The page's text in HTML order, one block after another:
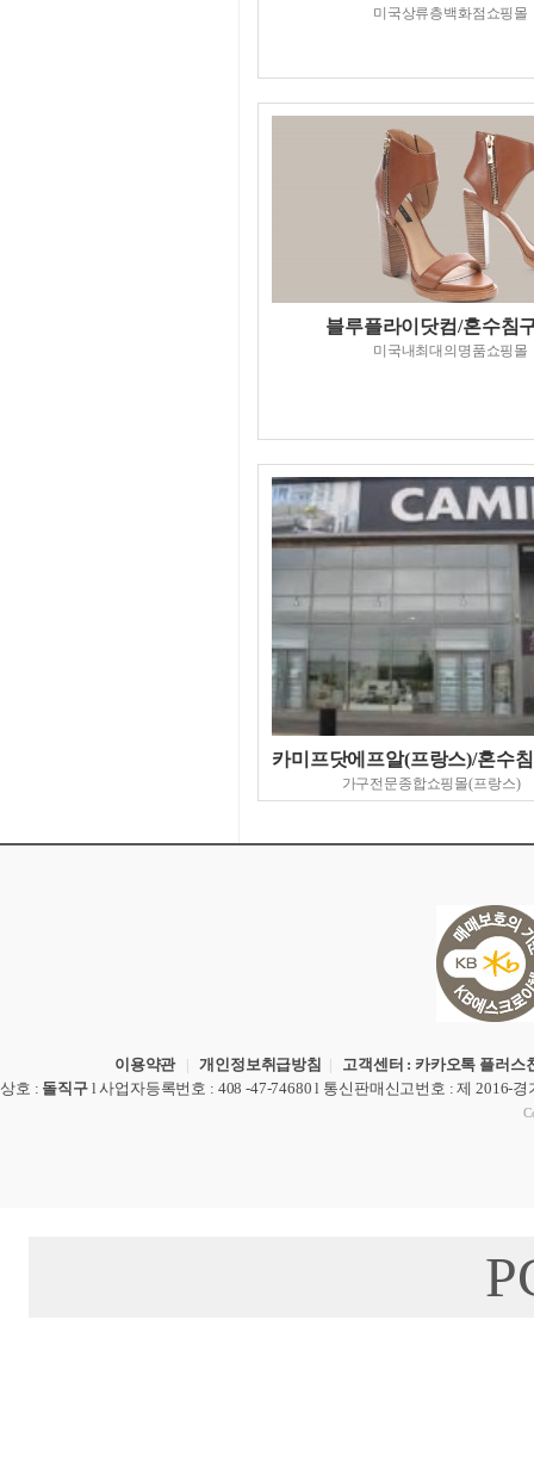
미국상류층백화점쇼핑몰
블루플라이닷컴/혼수침
미국내최대의명품쇼핑몰
카미프닷에프알(프랑스)/혼수
가구전문종합쇼핑몰(프랑스)
이용약관 |개인정보취급방침 | 고객센터 : 카카오톡 플러스
상호 : 돌직구 l사업자등록번호 : 408 -47-74680 l 통신판매신고번호 : 제 2016-